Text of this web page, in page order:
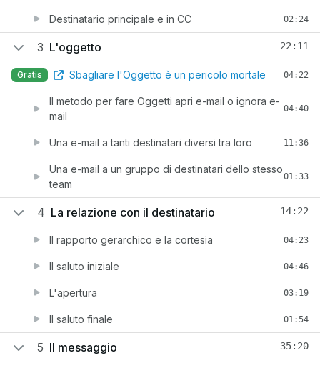
Destinatario principale e in CC 02:24
3 L'oggetto 22:11
Gratis Sbagliare l'Oggetto è un pericolo mortale 04:22
Il metodo per fare Oggetti apri e-mail o ignora e-
mail
04:40
Una e-mail a tanti destinatari diversi tra loro 11:36
Una e-mail a un gruppo di destinatari dello stesso
team
01:33
4 La relazione con il destinatario 14:22
Il rapporto gerarchico e la cortesia 04:23
Il saluto iniziale 04:46
L'apertura 03:19
Il saluto finale 01:54
5 Il messaggio 35:20